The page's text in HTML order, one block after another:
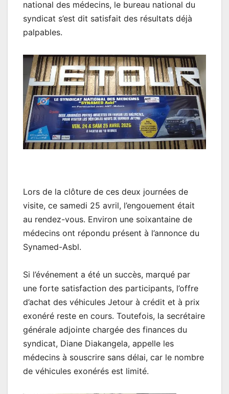
national des médecins, le bureau national du
syndicat s’est dit satisfait des résultats déjà
palpables.
Lors de la clôture de ces deux journées de
visite, ce samedi 25 avril, l’engouement était
au rendez-vous. Environ une soixantaine de
médecins ont répondu présent à l’annonce du
Synamed-Asbl.
Si l’événement a été un succès, marqué par
une forte satisfaction des participants, l’offre
d’achat des véhicules Jetour à crédit et à prix
exonéré reste en cours. Toutefois, la secrétaire
générale adjointe chargée des finances du
syndicat, Diane Diakangela, appelle les
médecins à souscrire sans délai, car le nombre
de véhicules exonérés est limité.